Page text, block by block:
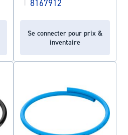
8167912
Se connecter pour prix &
inventaire